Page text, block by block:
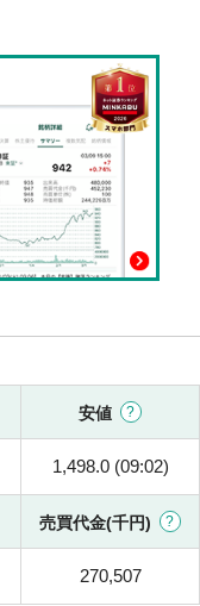
安値
1,498.0 (09:02)
売買代金(千円)
270,507